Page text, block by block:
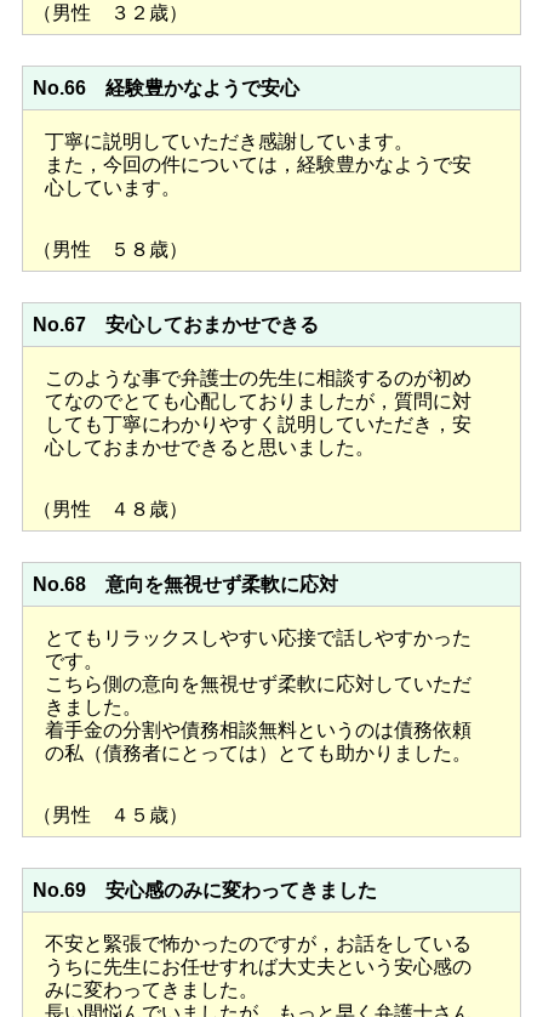
（男性 ３２歳）
No.66 経験豊かなようで安心
丁寧に説明していただき感謝しています。
また，今回の件については，経験豊かなようで安
心しています。
（男性 ５８歳）
No.67 安心しておまかせできる
このような事で弁護士の先生に相談するのが初め
てなのでとても心配しておりましたが，質問に対
しても丁寧にわかりやすく説明していただき，安
心しておまかせできると思いました。
（男性 ４８歳）
No.68 意向を無視せず柔軟に応対
とてもリラックスしやすい応接で話しやすかった
です。
こちら側の意向を無視せず柔軟に応対していただ
きました。
着手金の分割や債務相談無料というのは債務依頼
の私（債務者にとっては）とても助かりました。
（男性 ４５歳）
No.69 安心感のみに変わってきました
不安と緊張で怖かったのですが，お話をしている
うちに先生にお任せすれば大丈夫という安心感の
みに変わってきました。
長い間悩んでいましたが，もっと早く弁護士さん